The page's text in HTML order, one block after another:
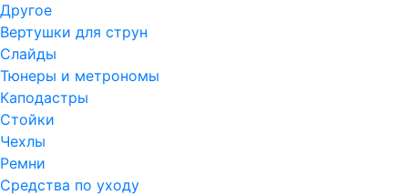
Другое
Вертушки для струн
Слайды
Тюнеры и метрономы
Каподастры
Стойки
Чехлы
Ремни
Средства по уходу